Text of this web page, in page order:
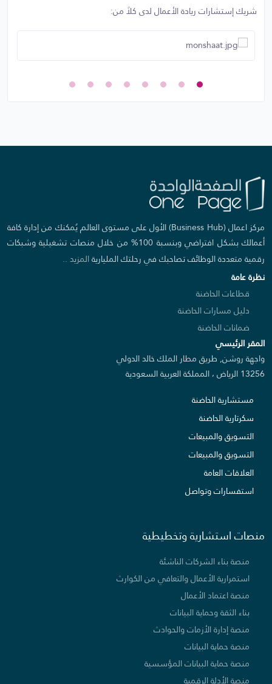
شريك إستشارات ريادة الأعمال لدى كلاً من:
مركز اعمال (Business Hub) الأول على مستوى العالم يُمكنك من إدارة كافة
أعمالك بشكل افتراضي وبنسبة 100% من خلال منصات تشغيلية وشبكات
رقمية متعددة الوظائف تصاحبك في رحلتك الملياريةالمزيد ..
نظرة عامة
قطاعات الحاضنة
دليل مسارات الحاضنة
ضمانات الحاضنة
المقر الرئيسي
واجهة روشن, طريق مطار الملك خالد الدولي
13256 الرياض ، المملكة العربية السعودية
مستشارية الحاضنة
سكرتارية الحاضنة
التسويق والمبيعات
التسويق والمبيعات
العلاقات العامة
استفسارات وتواصل
منصات استشارية وتخطيطية
منصة بناء الشركات الناشئة
استمرارية الأعمال والتعافي من الكوارث
منصة اعتماد الأعمال
بناء الثقة وحماية البيانات
منصة إدارة الأزمات والحوادث
منصة حماية البيانات
منصة حماية البيانات المؤسسية
منصة الأدلة الرقمية